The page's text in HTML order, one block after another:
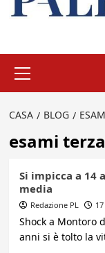
principale
CASA BLOG
esami
Si impicca a 14
media
Redazione PL
Shock a Montoro
anni si è tolto la